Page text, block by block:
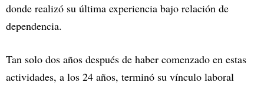
donde realizó su última experiencia bajo relación de
dependencia.
Tan solo dos años después de haber comenzado en estas
actividades, a los 24 años, terminó su vínculo laboral